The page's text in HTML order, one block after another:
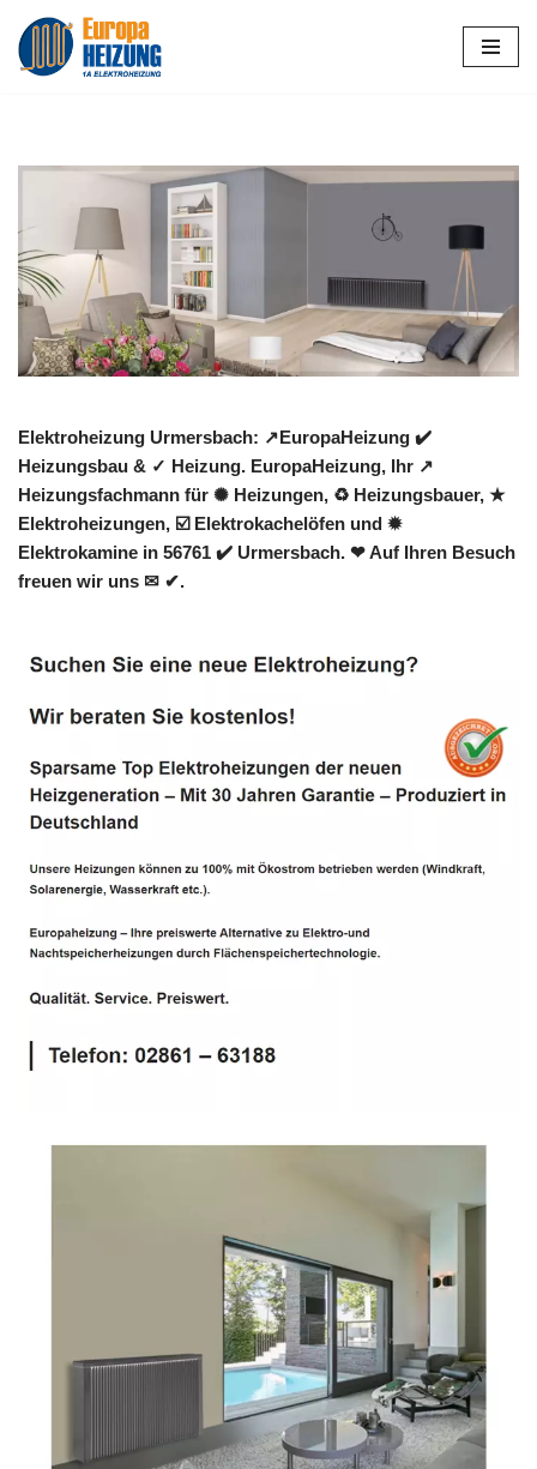
Zum
Elektroheizung Urmersbach: ↗️EuropaHeizung ✔️
Heizungsbau & ✓ Heizung. EuropaHeizung, Ihr ↗️
Heizungsfachmann für ✺ Heizungen, ♻ Heizungsbauer, ★
Elektroheizungen, ☑️ Elektrokachelöfen und ✹
Elektrokamine in 56761 ✔️ Urmersbach. ❤ Auf Ihren Besuch
freuen wir uns ✉ ✔.